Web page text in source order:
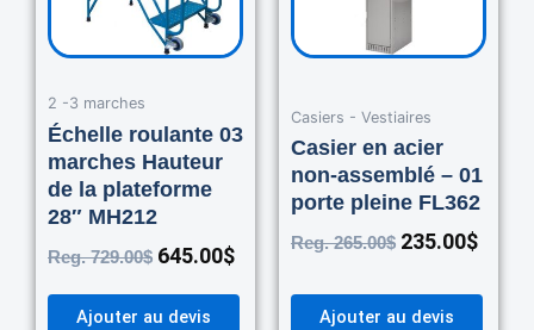
2 -3 marches
Échelle roulante 03
marches Hauteur
de la plateforme
28″ MH212
Reg.729.00$ 645.00$
Ajouter au devis
Casiers - Vestiaires
Casier en acier
non-assemblé – 01
porte pleine FL362
Reg.265.00$ 235.00$
Ajouter au devis